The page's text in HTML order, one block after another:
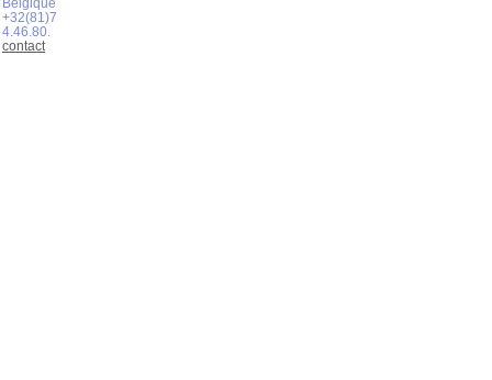
+32(81)7
4.46.80.
contact